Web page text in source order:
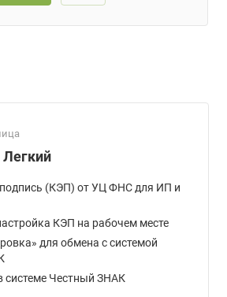
(КЭП) от УЦ ФНС для ИП и
КЭП на рабочем месте
для обмена с системой
системе Честный ЗНАК